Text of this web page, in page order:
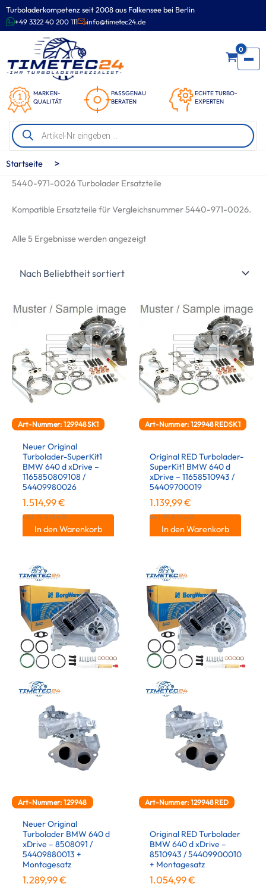
Turboladerkompetenz seit 2008 aus Falkensee bei Berlin
+49 3322 40 200 111 info@timetec24.de
MARKEN-
QUALITÄT
PASSGENAU
BERATEN
ECHTE TURBO-
EXPERTEN
0
Products
search
Zum
Inhalt
springen
Startseite >
5440-971-0026 Turbolader Ersatzteile
Kompatible Ersatzteile für Vergleichsnummer 5440-971-0026.
Alle 5 Ergebnisse werden angezeigtNach
Art-Nummer: 129948SK1
Neuer Original
Turbolader-SuperKit1
BMW 640 d xDrive –
1165850809108 /
54409980026
1.514,99€
inkl. 19 % MwSt.
In den Warenkorb
Art-Nummer: 129948REDSK1
Original RED Turbolader-
SuperKit1 BMW 640 d
xDrive – 11658510943 /
54409700019
1.139,99€
inkl. 19 % MwSt.
In den Warenkorb
Art-Nummer: 129948
Neuer Original
Turbolader BMW 640 d
xDrive – 8508091 /
54409880013 +
Montagesatz
1.289,99€
Art-Nummer: 129948RED
Original RED Turbolader
BMW 640 d xDrive –
8510943 / 54409900010
+ Montagesatz
1.054,99€